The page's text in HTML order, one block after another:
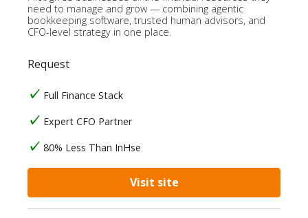
need to manage and grow — combining agentic
bookkeeping software, trusted human advisors, and
CFO-level strategy in one place.
Request
Full Finance Stack
Expert CFO Partner
80% Less Than InHse
Visit site